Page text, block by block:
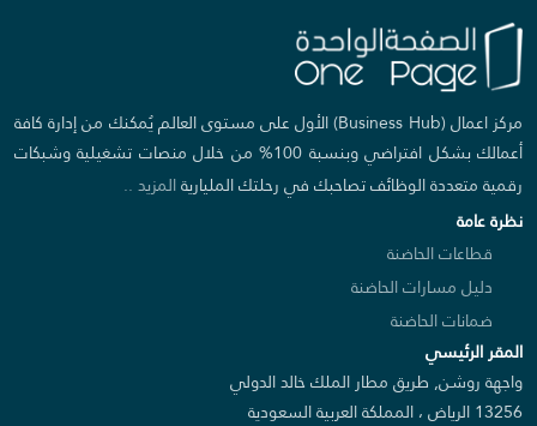
مركز اعمال (Business Hub) الأول على مستوى العالم يُمكنك من إدارة كافة
أعمالك بشكل افتراضي وبنسبة 100% من خلال منصات تشغيلية وشبكات
رقمية متعددة الوظائف تصاحبك في رحلتك الملياريةالمزيد ..
نظرة عامة
قطاعات الحاضنة
دليل مسارات الحاضنة
ضمانات الحاضنة
المقر الرئيسي
واجهة روشن, طريق مطار الملك خالد الدولي
13256 الرياض ، المملكة العربية السعودية